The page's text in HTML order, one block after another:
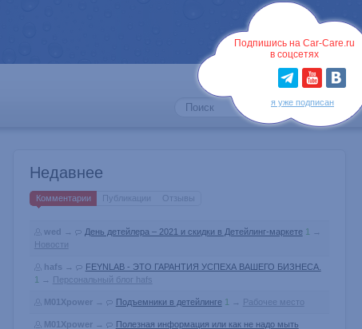
Подпишись на Car-Care.ru
в соцсетях
я уже подписан
Недавнее
Комментарии Публикации Отзывы
wed → День детейлера – 2021 и скидки в Детейлинг-маркете 1
→
Новости
hafs →
FEYNLAB - ЭТО ГАРАНТИЯ УСПЕХА ВАШЕГО БИЗНЕСА.
1
→ Персональный блог hafs
M01Xpower→ Подъемники в детейлинге 1 → Рабочее место
M01Xpower→
Полезная информация или как не надо мыть